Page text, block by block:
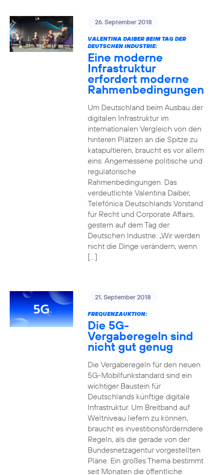
26. September 2018
VALENTINA DAIBER BEIM TAG DER
DEUTSCHEN INDUSTRIE:
Eine moderne
Infrastruktur
erfordert moderne
Rahmenbedingungen
Um Deutschland beim Ausbau der
digitalen Infrastruktur im
internationalen Vergleich von den
hinteren Plätzen an die Spitze zu
katapultieren, braucht es vor allem
eins: Angemessene politische und
regulatorische
Rahmenbedingungen. Das
verdeutlichte Valentina Daiber,
Telefónica Deutschlands Vorstand
für Recht und Corporate Affairs,
gestern auf dem Tag der
Deutschen Industrie. „Wir werden
nicht die Dinge verändern, wenn
[…]
21. September 2018
FREQUENZAUKTION:
Die 5G-
Vergaberegeln sind
nicht gut genug
Die Vergaberegeln für den neuen
5G-Mobilfunkstandard sind ein
wichtiger Baustein für
Deutschlands künftige digitale
Infrastruktur. Um Breitband auf
Weltniveau liefern zu können,
braucht es investitionsförderndere
Regeln, als die gerade von der
Bundesnetzagentur vorgestellten
Pläne. Ein großes Thema bestimmt
seit Monaten die öffentliche